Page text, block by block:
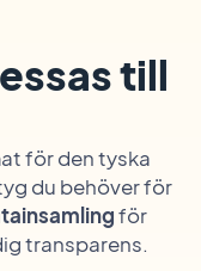
till
för den tyska
du behöver för
för
transparens.